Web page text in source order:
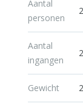
Aantal
personen
2
Aantal
ingangen
2
Gewicht